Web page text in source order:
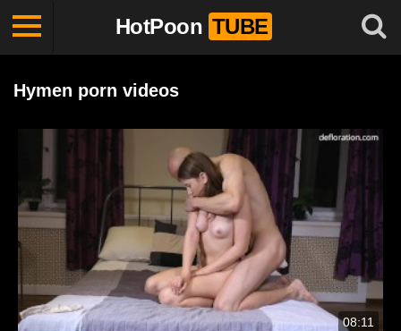
HotPoon TUBE
Hymen porn videos
08:11